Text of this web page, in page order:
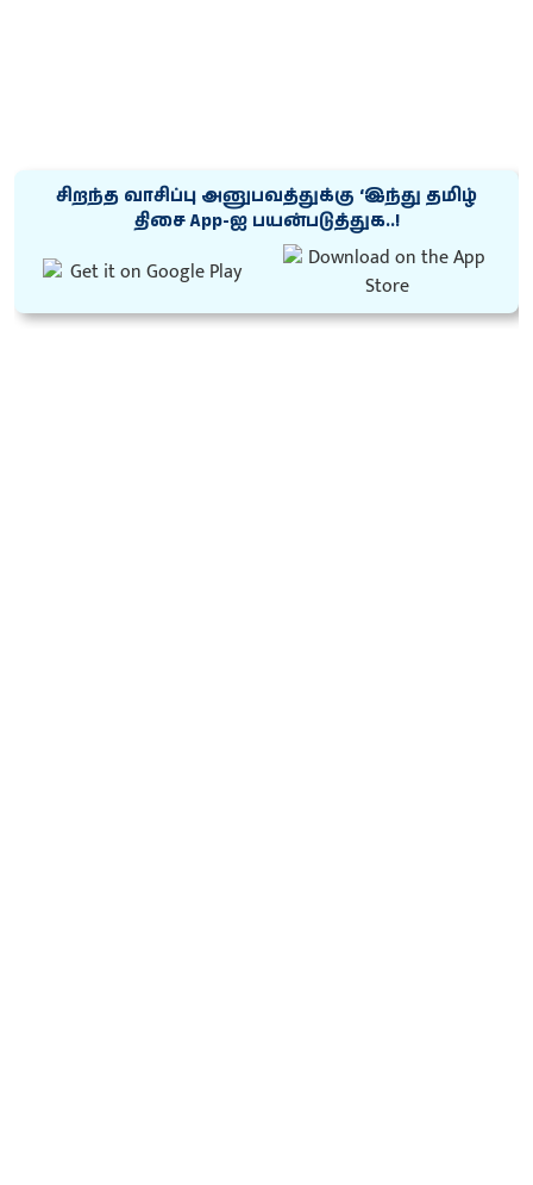
சிறந்த வாசிப்பு அனுபவத்துக்கு ‘இந்து தமிழ்
திசை App-ஐ பயன்படுத்துக..!